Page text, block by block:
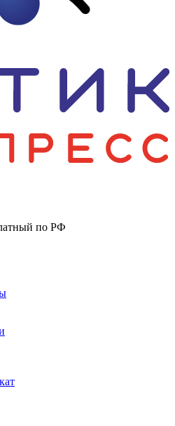
по РФ